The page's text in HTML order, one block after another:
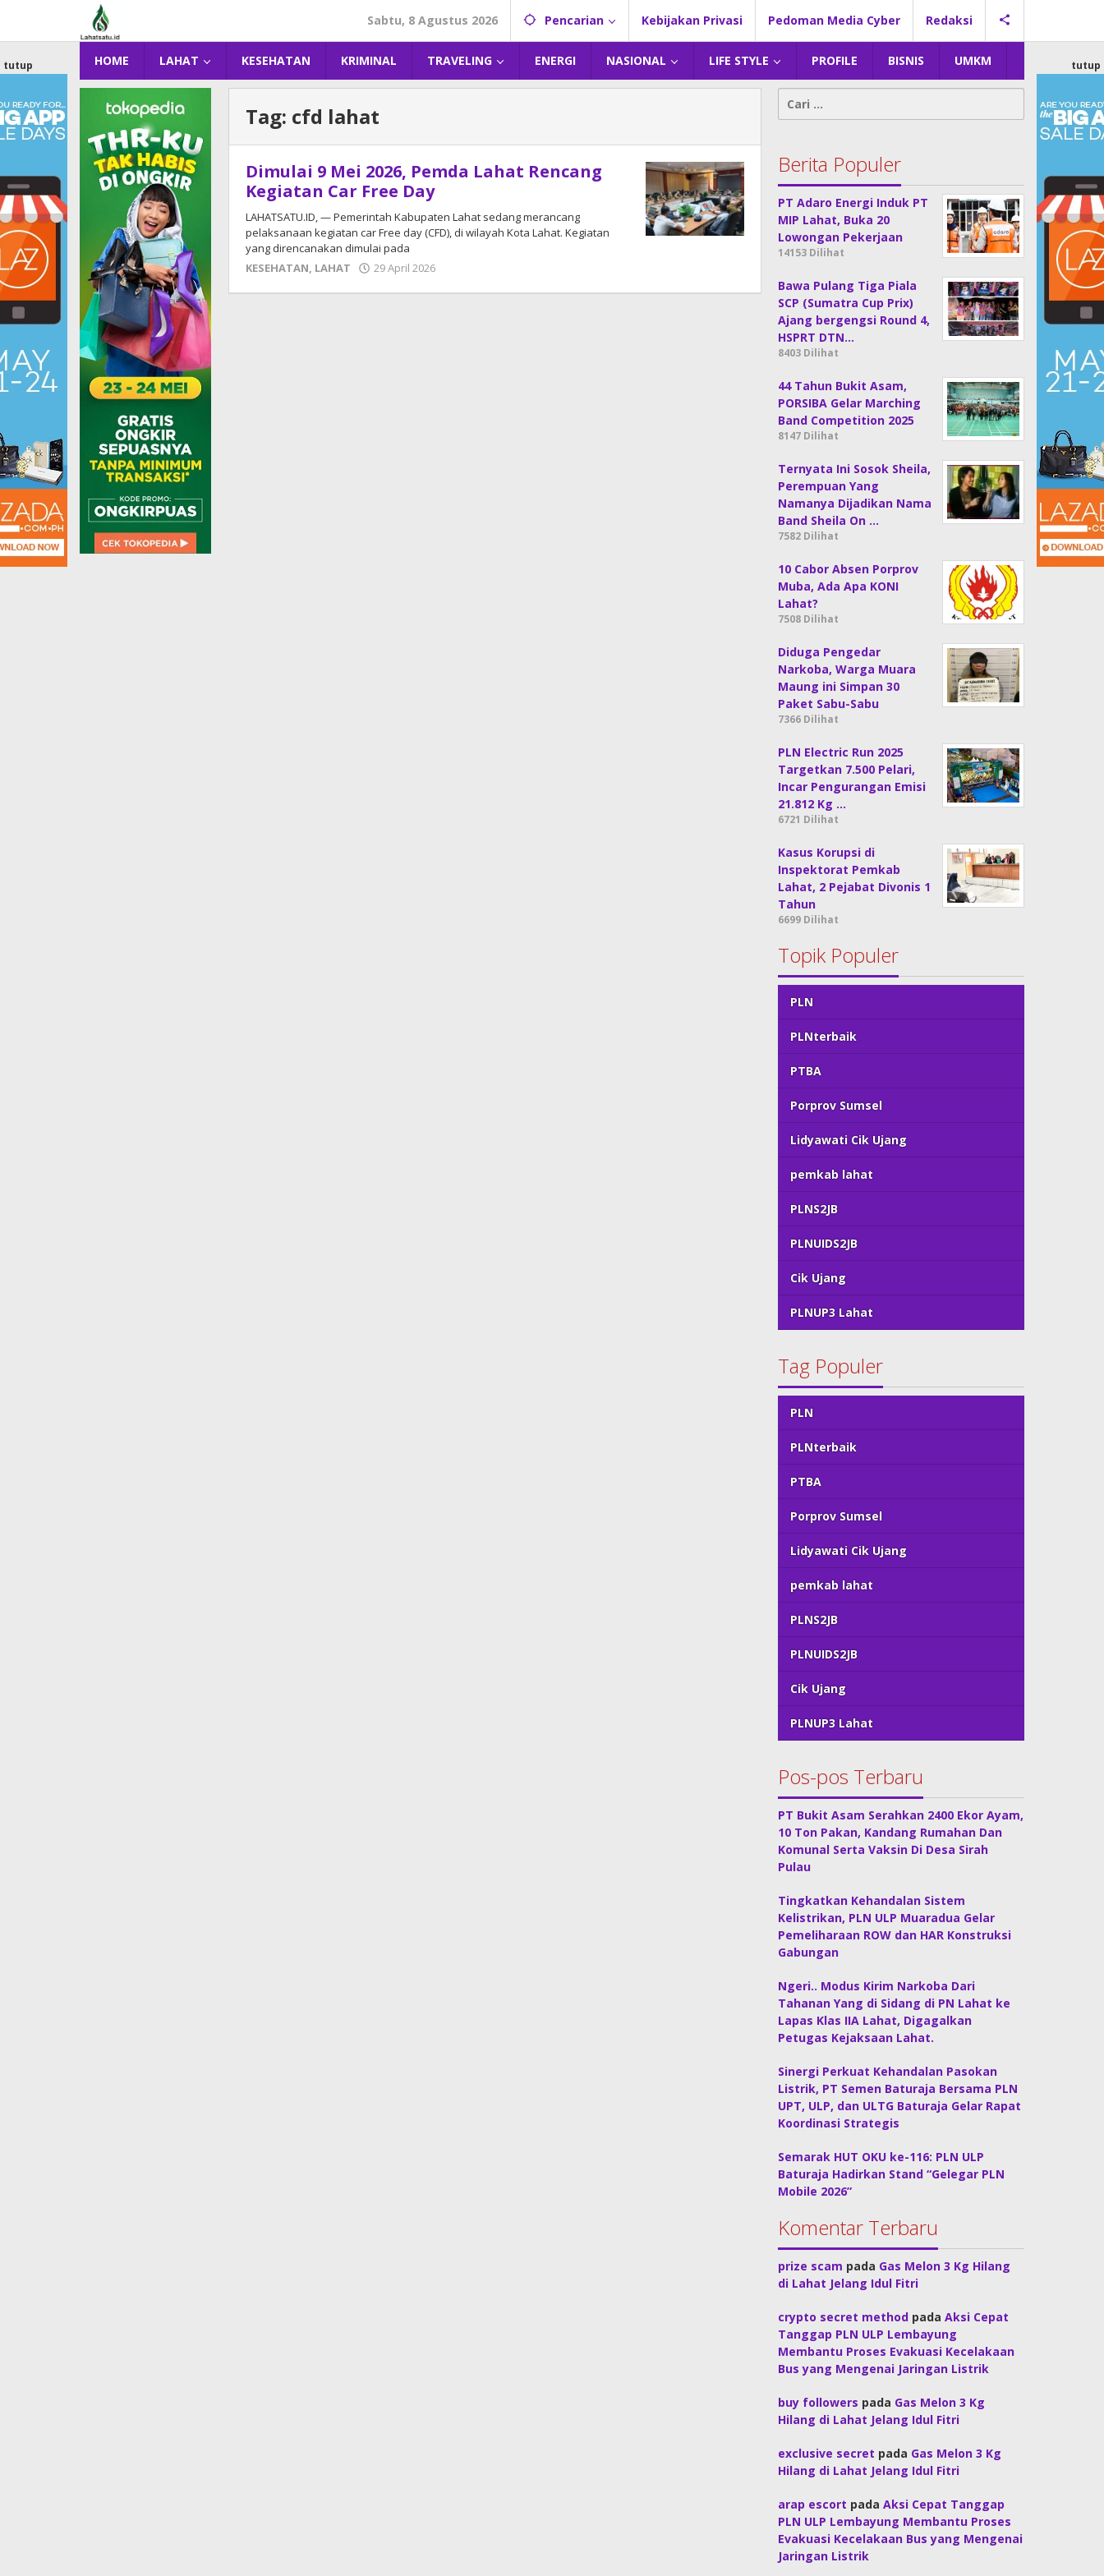
konten
Sabtu, 8 Agustus 2026 Pencarian Kebijakan Privasi Pedoman Media Cyber Redaksi
HOME LAHAT KESEHATAN KRIMINAL TRAVELING ENERGI NASIONAL LIFE STYLE PROFILE BISNIS UMKM
tutup tutup
Tag: cfd lahat
Dimulai 9 Mei 2026, Pemda Lahat Rencang
Kegiatan Car Free Day
LAHATSATU.ID, — Pemerintah Kabupaten Lahat sedang merancang
pelaksanaan kegiatan car Free day (CFD), di wilayah Kota Lahat. Kegiatan
yang direncanakan dimulai pada
KESEHATAN, LAHAT 29 April 2026
Cari
untuk:
Berita Populer
PT Adaro Energi Induk PT
MIP Lahat, Buka 20
Lowongan Pekerjaan
14153 Dilihat
Bawa Pulang Tiga Piala
SCP (Sumatra Cup Prix)
Ajang bergengsi Round 4,
HSPRT DTN…
8403 Dilihat
44 Tahun Bukit Asam,
PORSIBA Gelar Marching
Band Competition 2025
8147 Dilihat
Ternyata Ini Sosok Sheila,
Perempuan Yang
Namanya Dijadikan Nama
Band Sheila On …
7582 Dilihat
10 Cabor Absen Porprov
Muba, Ada Apa KONI
Lahat?
7508 Dilihat
Diduga Pengedar
Narkoba, Warga Muara
Maung ini Simpan 30
Paket Sabu-Sabu
7366 Dilihat
PLN Electric Run 2025
Targetkan 7.500 Pelari,
Incar Pengurangan Emisi
21.812 Kg …
6721 Dilihat
Kasus Korupsi di
Inspektorat Pemkab
Lahat, 2 Pejabat Divonis 1
Tahun
6699 Dilihat
Topik Populer
PLN
PLNterbaik
PTBA
Porprov Sumsel
Lidyawati Cik Ujang
pemkab lahat
PLNS2JB
PLNUIDS2JB
Cik Ujang
PLNUP3 Lahat
Tag Populer
PLN
PLNterbaik
PTBA
Porprov Sumsel
Lidyawati Cik Ujang
pemkab lahat
PLNS2JB
PLNUIDS2JB
Cik Ujang
PLNUP3 Lahat
Pos-pos Terbaru
PT Bukit Asam Serahkan 2400 Ekor Ayam,
10 Ton Pakan, Kandang Rumahan Dan
Komunal Serta Vaksin Di Desa Sirah
Pulau
Tingkatkan Kehandalan Sistem
Kelistrikan, PLN ULP Muaradua Gelar
Pemeliharaan ROW dan HAR Konstruksi
Gabungan
Ngeri.. Modus Kirim Narkoba Dari
Tahanan Yang di Sidang di PN Lahat ke
Lapas Klas IIA Lahat, Digagalkan
Petugas Kejaksaan Lahat.
Sinergi Perkuat Kehandalan Pasokan
Listrik, PT Semen Baturaja Bersama PLN
UPT, ULP, dan ULTG Baturaja Gelar Rapat
Koordinasi Strategis
Semarak HUT OKU ke-116: PLN ULP
Baturaja Hadirkan Stand “Gelegar PLN
Mobile 2026”
Komentar Terbaru
prize scam pada Gas Melon 3 Kg Hilang
di Lahat Jelang Idul Fitri
crypto secret method padaAksi Cepat
Tanggap PLN ULP Lembayung
Membantu Proses Evakuasi Kecelakaan
Bus yang Mengenai Jaringan Listrik
buy followers pada Gas Melon 3 Kg
Hilang di Lahat Jelang Idul Fitri
exclusive secret pada Gas Melon 3 Kg
Hilang di Lahat Jelang Idul Fitri
arap escort padaAksi Cepat Tanggap
PLN ULP Lembayung Membantu Proses
Evakuasi Kecelakaan Bus yang Mengenai
Jaringan Listrik